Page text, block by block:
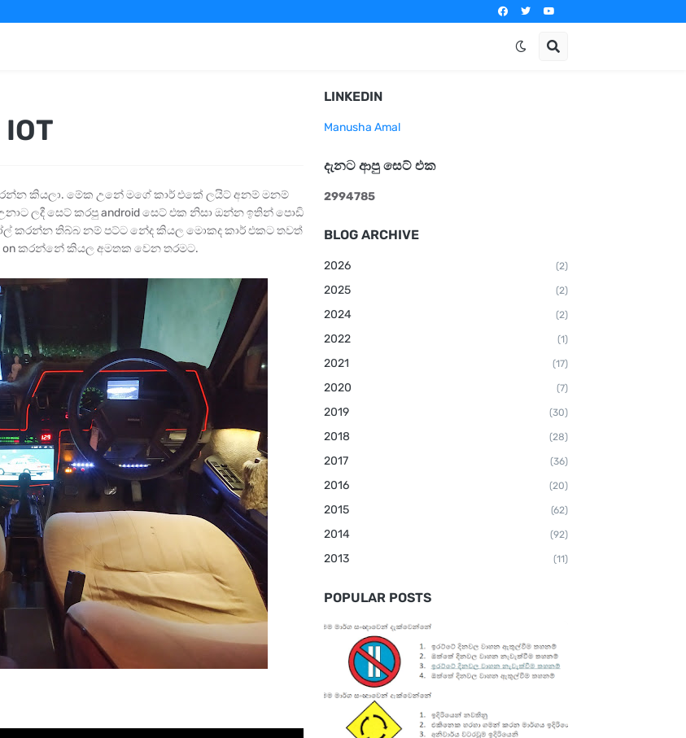
කියලා. මේක උනේ මගේ කාර් එකේ ලයිට් අනම් මනම්
ලදී සෙට් කරපු android සෙට් එක නිසා ඔන්න ඉතින් පොඩි
කරන්න තිබ්බ නම් පට්ට නේද කියල මොකද කාර් එකට තවත්
on කරන්නේ කියල අමතක වෙන තරමට.
LINKEDIN
Manusha Amal
දැනට ආපු සෙට් එක
2994785
BLOG ARCHIVE
2026 (2)
2025 (2)
2024 (2)
2022 (1)
2021 (17)
2020 (7)
2019 (30)
2018 (28)
2017 (36)
2016 (20)
2015 (62)
2014 (92)
2013 (11)
POPULAR POSTS